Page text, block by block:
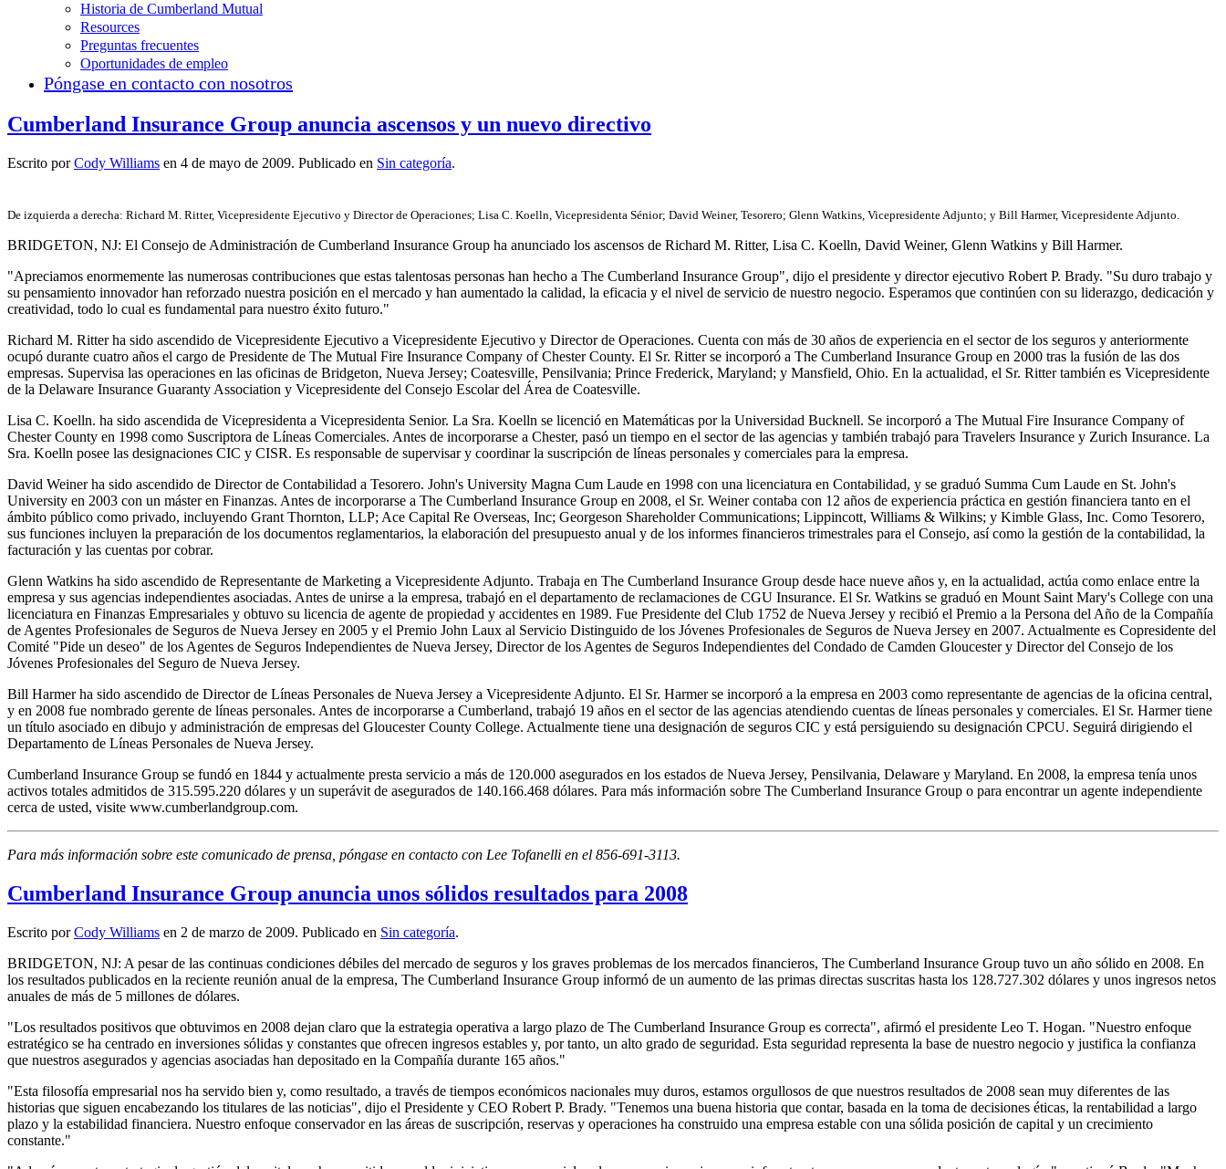
Historia de Cumberland Mutual
Resources
Preguntas frecuentes
Oportunidades de empleo
Póngase en contacto con nosotros
Cumberland Insurance Group anuncia ascensos y un nuevo directivo
Escrito porCody Williams en 4 de mayo de 2009. Publicado en Sin categoría.
De izquierda a derecha: Richard M. Ritter, Vicepresidente Ejecutivo y Director de Operaciones; Lisa C. Koelln, Vicepresidenta Sénior; David Weiner, Tesorero; Glenn Watkins, Vicepresidente Adjunto; y Bill Harmer, Vicepresidente Adjunto.
BRIDGETON, NJ: El Consejo de Administración de Cumberland Insurance Group ha anunciado los ascensos de Richard M. Ritter, Lisa C. Koelln, David Weiner, Glenn Watkins y Bill Harmer.
"Apreciamos enormemente las numerosas contribuciones que estas talentosas personas han hecho a The Cumberland Insurance Group", dijo el presidente y director ejecutivo Robert P. Brady. "Su duro trabajo y
su pensamiento innovador han reforzado nuestra posición en el mercado y han aumentado la calidad, la eficacia y el nivel de servicio de nuestro negocio. Esperamos que continúen con su liderazgo, dedicación y
creatividad, todo lo cual es fundamental para nuestro éxito futuro."
Richard M. Ritter ha sido ascendido de Vicepresidente Ejecutivo a Vicepresidente Ejecutivo y Director de Operaciones. Cuenta con más de 30 años de experiencia en el sector de los seguros y anteriormente
ocupó durante cuatro años el cargo de Presidente de The Mutual Fire Insurance Company of Chester County. El Sr. Ritter se incorporó a The Cumberland Insurance Group en 2000 tras la fusión de las dos
empresas. Supervisa las operaciones en las oficinas de Bridgeton, Nueva Jersey; Coatesville, Pensilvania; Prince Frederick, Maryland; y Mansfield, Ohio. En la actualidad, el Sr. Ritter también es Vicepresidente
de la Delaware Insurance Guaranty Association y Vicepresidente del Consejo Escolar del Área de Coatesville.
Lisa C. Koelln. ha sido ascendida de Vicepresidenta a Vicepresidenta Senior. La Sra. Koelln se licenció en Matemáticas por la Universidad Bucknell. Se incorporó a The Mutual Fire Insurance Company of
Chester County en 1998 como Suscriptora de Líneas Comerciales. Antes de incorporarse a Chester, pasó un tiempo en el sector de las agencias y también trabajó para Travelers Insurance y Zurich Insurance. La
Sra. Koelln posee las designaciones CIC y CISR. Es responsable de supervisar y coordinar la suscripción de líneas personales y comerciales para la empresa.
David Weiner ha sido ascendido de Director de Contabilidad a Tesorero. John's University Magna Cum Laude en 1998 con una licenciatura en Contabilidad, y se graduó Summa Cum Laude en St. John's
University en 2003 con un máster en Finanzas. Antes de incorporarse a The Cumberland Insurance Group en 2008, el Sr. Weiner contaba con 12 años de experiencia práctica en gestión financiera tanto en el
ámbito público como privado, incluyendo Grant Thornton, LLP; Ace Capital Re Overseas, Inc; Georgeson Shareholder Communications; Lippincott, Williams & Wilkins; y Kimble Glass, Inc. Como Tesorero,
sus funciones incluyen la preparación de los documentos reglamentarios, la elaboración del presupuesto anual y de los informes financieros trimestrales para el Consejo, así como la gestión de la contabilidad, la
facturación y las cuentas por cobrar.
Glenn Watkins ha sido ascendido de Representante de Marketing a Vicepresidente Adjunto. Trabaja en The Cumberland Insurance Group desde hace nueve años y, en la actualidad, actúa como enlace entre la
empresa y sus agencias independientes asociadas. Antes de unirse a la empresa, trabajó en el departamento de reclamaciones de CGU Insurance. El Sr. Watkins se graduó en Mount Saint Mary's College con una
licenciatura en Finanzas Empresariales y obtuvo su licencia de agente de propiedad y accidentes en 1989. Fue Presidente del Club 1752 de Nueva Jersey y recibió el Premio a la Persona del Año de la Compañía
de Agentes Profesionales de Seguros de Nueva Jersey en 2005 y el Premio John Laux al Servicio Distinguido de los Jóvenes Profesionales de Seguros de Nueva Jersey en 2007. Actualmente es Copresidente del
Comité "Pide un deseo" de los Agentes de Seguros Independientes de Nueva Jersey, Director de los Agentes de Seguros Independientes del Condado de Camden Gloucester y Director del Consejo de los
Jóvenes Profesionales del Seguro de Nueva Jersey.
Bill Harmer ha sido ascendido de Director de Líneas Personales de Nueva Jersey a Vicepresidente Adjunto. El Sr. Harmer se incorporó a la empresa en 2003 como representante de agencias de la oficina central,
y en 2008 fue nombrado gerente de líneas personales. Antes de incorporarse a Cumberland, trabajó 19 años en el sector de las agencias atendiendo cuentas de líneas personales y comerciales. El Sr. Harmer tiene
un título asociado en dibujo y administración de empresas del Gloucester County College. Actualmente tiene una designación de seguros CIC y está persiguiendo su designación CPCU. Seguirá dirigiendo el
Departamento de Líneas Personales de Nueva Jersey.
Cumberland Insurance Group se fundó en 1844 y actualmente presta servicio a más de 120.000 asegurados en los estados de Nueva Jersey, Pensilvania, Delaware y Maryland. En 2008, la empresa tenía unos
activos totales admitidos de 315.595.220 dólares y un superávit de asegurados de 140.166.468 dólares. Para más información sobre The Cumberland Insurance Group o para encontrar un agente independiente
cerca de usted, visite www.cumberlandgroup.com.
Para más información sobre este comunicado de prensa, póngase en contacto con Lee Tofanelli en el 856-691-3113.
Cumberland Insurance Group anuncia unos sólidos resultados para 2008
Escrito porCody Williams en 2 de marzo de 2009. Publicado en Sin categoría.
BRIDGETON, NJ: A pesar de las continuas condiciones débiles del mercado de seguros y los graves problemas de los mercados financieros, The Cumberland Insurance Group tuvo un año sólido en 2008. En
los resultados publicados en la reciente reunión anual de la empresa, The Cumberland Insurance Group informó de un aumento de las primas directas suscritas hasta los 128.727.302 dólares y unos ingresos netos
anuales de más de 5 millones de dólares.
"Los resultados positivos que obtuvimos en 2008 dejan claro que la estrategia operativa a largo plazo de The Cumberland Insurance Group es correcta", afirmó el presidente Leo T. Hogan. "Nuestro enfoque
estratégico se ha centrado en inversiones sólidas y constantes que ofrecen ingresos estables y, por tanto, un alto grado de seguridad. Esta seguridad representa la base de nuestro negocio y justifica la confianza
que nuestros asegurados y agencias asociadas han depositado en la Compañía durante 165 años."
"Esta filosofía empresarial nos ha servido bien y, como resultado, a través de tiempos económicos nacionales muy duros, estamos orgullosos de que nuestros resultados de 2008 sean muy diferentes de las
historias que siguen encabezando los titulares de las noticias", dijo el Presidente y CEO Robert P. Brady. "Tenemos una buena historia que contar, basada en la toma de decisiones éticas, la rentabilidad a largo
plazo y la estabilidad financiera. Nuestro enfoque conservador en las áreas de suscripción, reservas y operaciones ha construido una empresa estable con una sólida posición de capital y un crecimiento
constante."